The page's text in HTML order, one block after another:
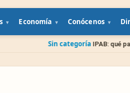
Economía Conócenos
IPAB: qué pasa con tu